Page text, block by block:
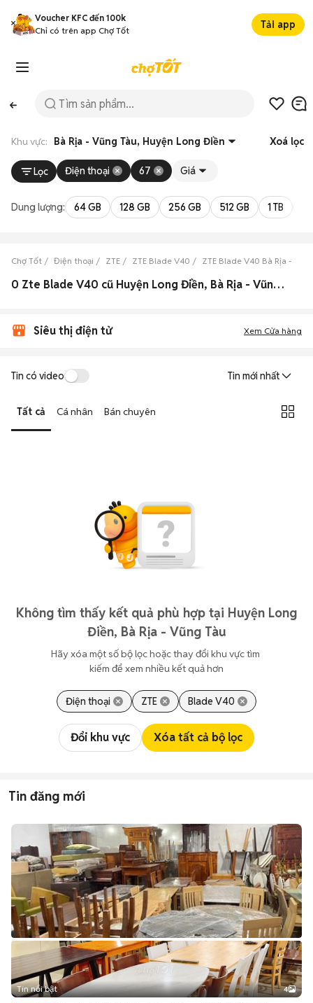
Voucher KFC đến 100k
Chỉ có trên app Chợ Tốt
Tải app
Khu vực: Bà Rịa - Vũng Tàu, Huyện Long Điền Xoá lọc
Lọc Điện thoại 67 Giá
Dung lượng: 64 GB 128 GB 256 GB 512 GB 1 TB
Chợ Tốt Điện thoại ZTE ZTE Blade V40 ZTE Blade V40 Bà Rịa -
0 Zte Blade V40 cũ Huyện Long Điền, Bà Rịa - Vũng Tàu đẹp
Siêu thị điện tử Xem Cửa hàng
Tin có video Tin mới nhất
Tất cả Cá nhân Bán chuyên
Không tìm thấy kết quả phù hợp tại Huyện Long
Điền, Bà Rịa - Vũng Tàu
Hãy xóa một số bộ lọc hoặc thay đổi khu vực tìm
kiếm để xem nhiều kết quả hơn
Điện thoại ZTE Blade V40
Đổi khu vực Xóa tất cả bộ lọc
Tin đăng mới
Tin nổi bật 4